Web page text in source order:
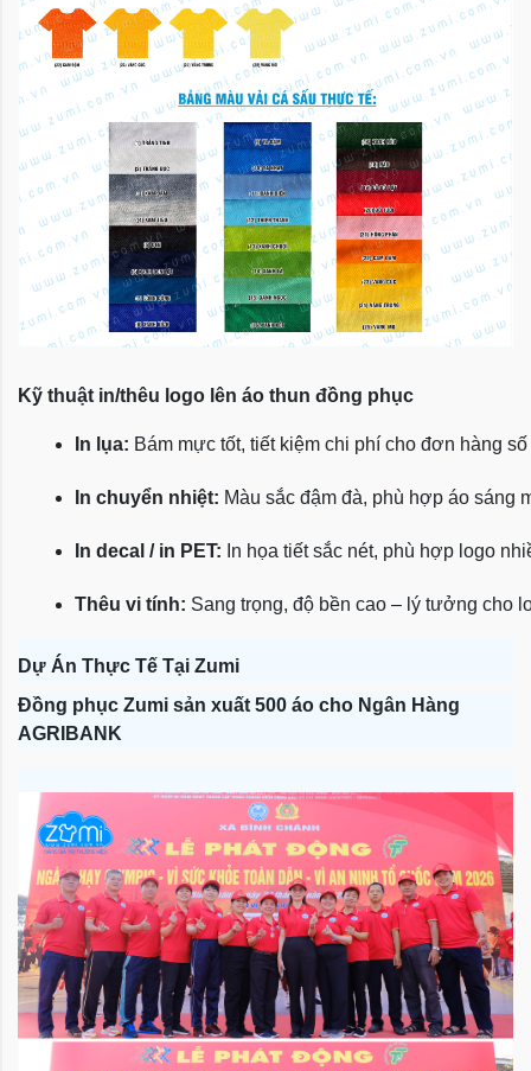
Kỹ thuật in/thêu logo lên áo thun đồng phục
In lụa: Bám mực tốt, tiết kiệm chi phí cho đơn hàng
In chuyển nhiệt: Màu sắc đậm đà, phù hợp áo sáng
In decal / in PET: In họa tiết sắc nét, phù hợp logo
Thêu vi tính: Sang trọng, độ bền cao – lý tưởng cho
Dự Án Thực Tế Tại Zumi
Đồng phục Zumi sản xuất 500 áo cho Ngân Hàng
AGRIBANK